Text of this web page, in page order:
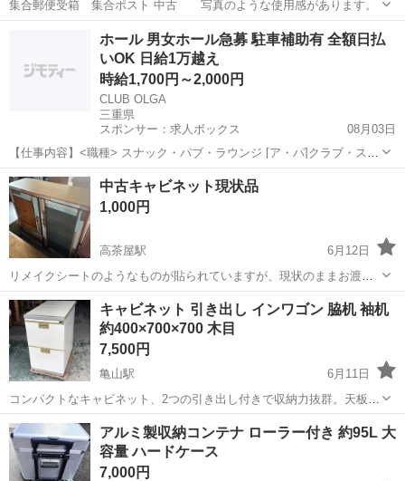
集合郵便受箱 集合ポスト 中古 写真のような使用感があります。
収納家具 ポスト
ホール 男女ホール急募 駐車補助有 全額日払
いOK 日給1万越え
時給1,700円～2,000円
CLUB OLGA
三重県
スポンサー：求人ボックス
08月03日
【仕事内容】<職種> スナック・パブ・ラウンジ [ア・パ]クラブ・スナ
ック系ホールスタッフ(ナイトワーク系) <雇用形態> アルバイト・パー
ト <給与> [ア・パ]時給1,700円～2,000円 交通費:一部支給 車・バイク
通勤の...
アルバイト・パート
中古キャビネット現状品
1,000円
高茶屋駅
6月12日
リメイクシートのようなものが貼られていますが、現状のままお渡し
とさせていただきますのでご了承下さい。 割れたり壊れていたりする
所は特にないと思います。 ◎取引方法 →当プロフィールのお店の住所
まで予約の上で引き取りに来てく...
三重 津市 高茶屋駅 収納家具
キャビネット 引き出し インワゴン 脇机 袖机
約400×700×700 木目
7,500円
亀山駅
6月11日
コンパクトなキャビネット、2つの引き出し付きで収納力抜群。天板は
木目調。 - サイズ約（mm）: W400×D700×H700 - タイプ: キャビネッ
ト - 引き出し数: 2 - サイズ: コンパクト （注）台車は商品...
三重 亀山市 亀山駅 収納家具
アルミ製収納コンテナ ローラー付き 約95L 大
容量 ハードケース
7,000円